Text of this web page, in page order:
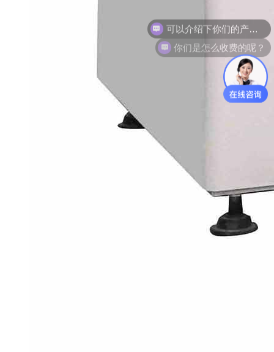
你们是怎么收费的呢？